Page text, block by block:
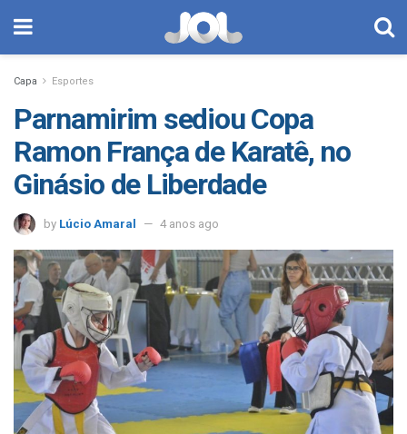
Capa Esportes
Parnamirim sediou Copa
Ramon França de Karatê, no
Ginásio de Liberdade
by Lúcio Amaral 4 anos ago